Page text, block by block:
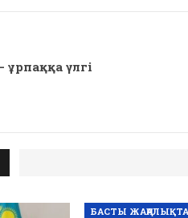
ұрпаққа үлгі
БАСТЫ